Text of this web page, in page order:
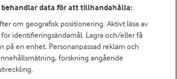
behandlar data för att tillhandahålla:
om geografisk positionering. Aktivt läsa av
identifieringsändamål. Lagra och/eller få
på en enhet. Personanpassad reklam och
forskning angående